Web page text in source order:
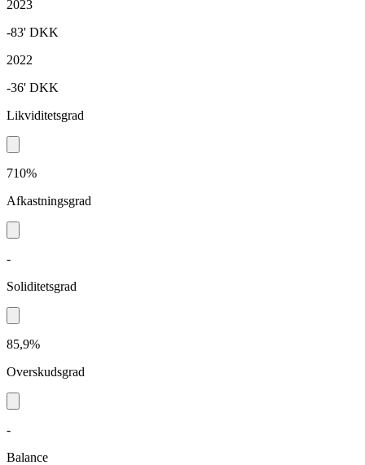
2023
-83' DKK
2022
-36' DKK
Likviditetsgrad
710%
Afkastningsgrad
-
Soliditetsgrad
85,9%
Overskudsgrad
-
Balance